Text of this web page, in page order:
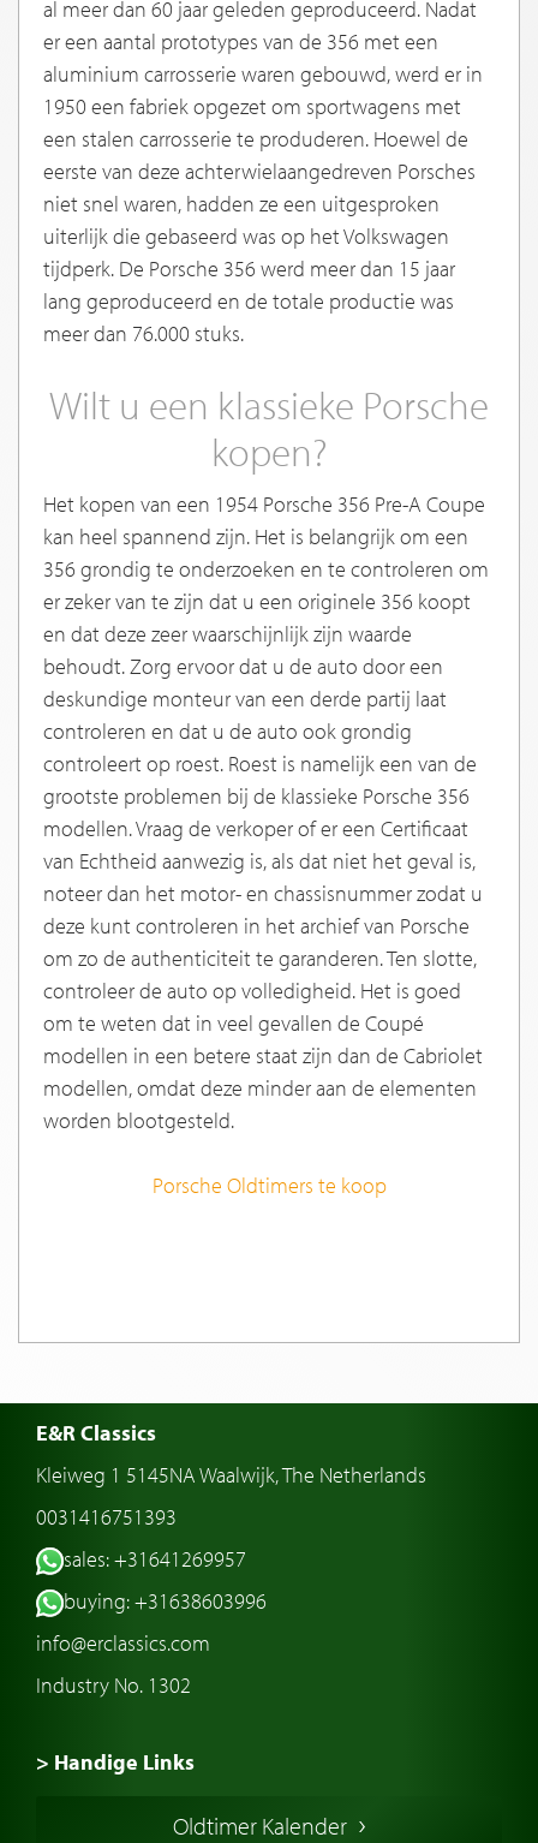
al meer dan 60 jaar geleden geproduceerd. Nadat
er een aantal prototypes van de 356 met een
aluminium carrosserie waren gebouwd, werd er in
1950 een fabriek opgezet om sportwagens met
een stalen carrosserie te produderen. Hoewel de
eerste van deze achterwielaangedreven Porsches
niet snel waren, hadden ze een uitgesproken
uiterlijk die gebaseerd was op het Volkswagen
tijdperk. De Porsche 356 werd meer dan 15 jaar
lang geproduceerd en de totale productie was
meer dan 76.000 stuks.
Wilt u een klassieke Porsche
kopen?
Het kopen van een 1954 Porsche 356 Pre-A Coupe
kan heel spannend zijn. Het is belangrijk om een
356 grondig te onderzoeken en te controleren om
er zeker van te zijn dat u een originele 356 koopt
en dat deze zeer waarschijnlijk zijn waarde
behoudt. Zorg ervoor dat u de auto door een
deskundige monteur van een derde partij laat
controleren en dat u de auto ook grondig
controleert op roest. Roest is namelijk een van de
grootste problemen bij de klassieke Porsche 356
modellen. Vraag de verkoper of er een Certificaat
van Echtheid aanwezig is, als dat niet het geval is,
noteer dan het motor- en chassisnummer zodat u
deze kunt controleren in het archief van Porsche
om zo de authenticiteit te garanderen. Ten slotte,
controleer de auto op volledigheid. Het is goed
om te weten dat in veel gevallen de Coupé
modellen in een betere staat zijn dan de Cabriolet
modellen, omdat deze minder aan de elementen
worden blootgesteld.
Porsche Oldtimers te koop
E&R Classics
Kleiweg 1 5145NA Waalwijk, The Netherlands
0031416751393
sales: +31641269957
buying: +31638603996
info@erclassics.com
Industry No. 1302
> Handige Links
Oldtimer Kalender